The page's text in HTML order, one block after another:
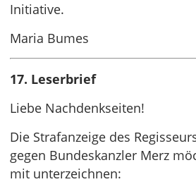
Initiative.
Maria Bumes
17. Leserbrief
Liebe Nachdenkseiten!
Die Strafanzeige des
gegen Bundeskanzler Merz
mit unterzeichnen: